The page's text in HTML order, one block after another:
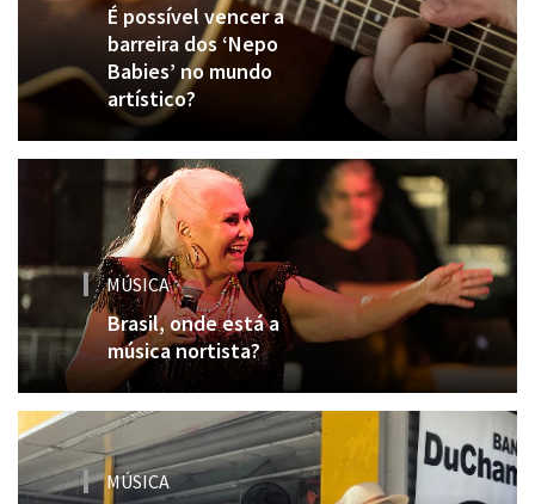
É possível vencer a
barreira dos ‘Nepo
Babies’ no mundo
artístico?
MÚSICA
Brasil, onde está a
música nortista?
MÚSICA